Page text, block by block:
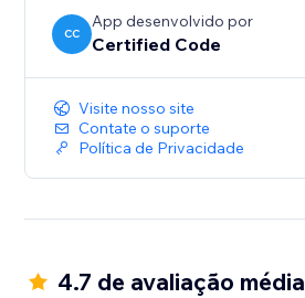
CC
App desenvolvido por
Certified Code
Visite nosso site
Contate o suporte
Política de Privacidade
4.7 de avaliação média